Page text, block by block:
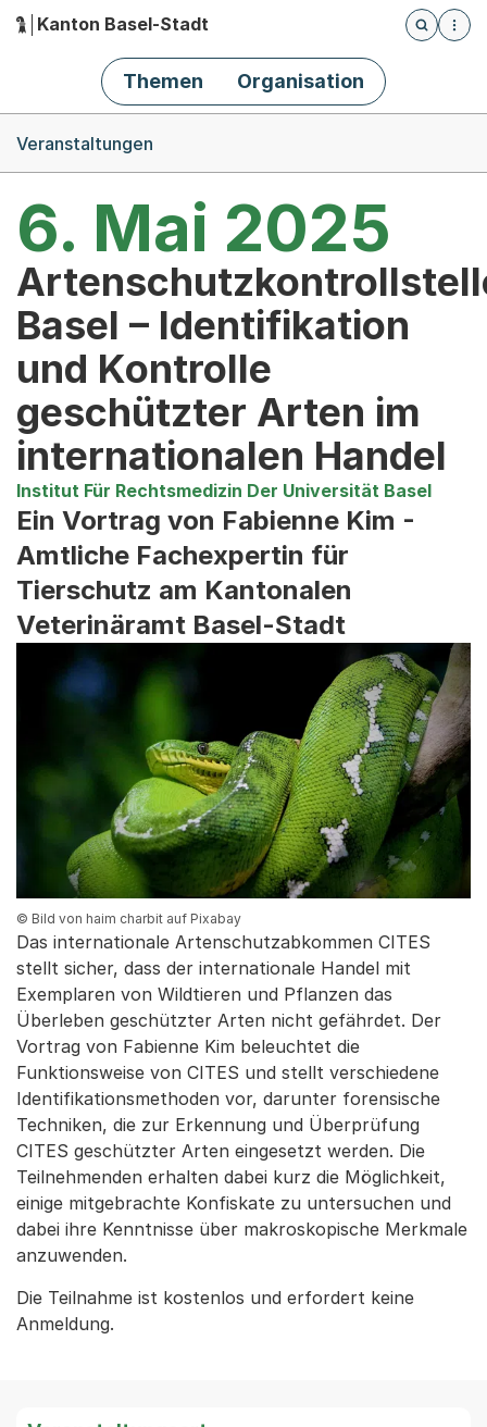
Hauptnavigation
Kanton Basel-Stadt
Öffnet
Themen Organisation
Veranstaltungen
Basel – Identifikation
und Kontrolle
geschützter Arten im
internationalen Handel
6. Mai 2025
Institut Für Rechtsmedizin Der Universität Basel
Ein Vortrag von Fabienne Kim -
Amtliche Fachexpertin für
Tierschutz am Kantonalen
Veterinäramt Basel-Stadt
© Bild von haim charbit auf Pixabay
Das internationale Artenschutzabkommen CITES
stellt sicher, dass der internationale Handel mit
Exemplaren von Wildtieren und Pflanzen das
Überleben geschützter Arten nicht gefährdet. Der
Vortrag von Fabienne Kim beleuchtet die
Funktionsweise von CITES und stellt verschiedene
Identifikationsmethoden vor, darunter forensische
Techniken, die zur Erkennung und Überprüfung
CITES geschützter Arten eingesetzt werden. Die
Teilnehmenden erhalten dabei kurz die Möglichkeit,
einige mitgebrachte Konfiskate zu untersuchen und
dabei ihre Kenntnisse über makroskopische Merkmale
anzuwenden.
Die Teilnahme ist kostenlos und erfordert keine
Anmeldung.